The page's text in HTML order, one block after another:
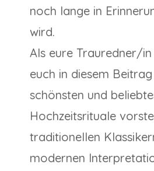
noch lange in
wird.
Als eure Trauredner/
euch in diesem
schönsten und
Hochzeitsrituale
traditionellen
modernen